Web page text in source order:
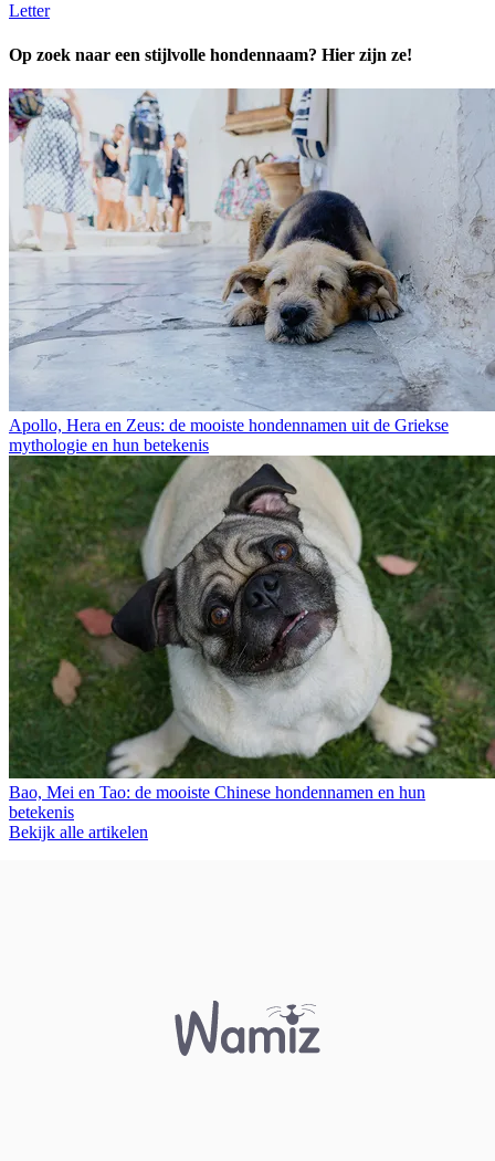
Letter
Op zoek naar een stijlvolle hondennaam? Hier zijn ze!
Apollo, Hera en Zeus: de mooiste hondennamen uit de Griekse
mythologie en hun betekenis
Bao, Mei en Tao: de mooiste Chinese hondennamen en hun
betekenis
Bekijk alle artikelen